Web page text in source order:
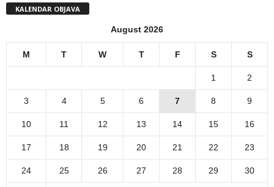
KALENDAR OBJAVA
August 2026
M T W T F S S
1 2
3 4 5 6 7 8 9
10 11 12 13 14 15 16
17 18 19 20 21 22 23
24 25 26 27 28 29 30